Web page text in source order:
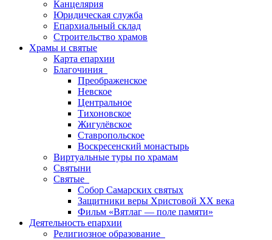
Канцелярия
Юридическая служба
Епархиальный склад
Строительство храмов
Храмы и святые
Карта епархии
Благочиния
Преображенское
Невское
Центральное
Тихоновское
Жигулёвское
Ставропольское
Воскресенский монастырь
Виртуальные туры по храмам
Святыни
Святые
Собор Самарских святых
Защитники веры Христовой XX века
Фильм «Вятлаг — поле памяти»
Деятельность епархии
Религиозное образование